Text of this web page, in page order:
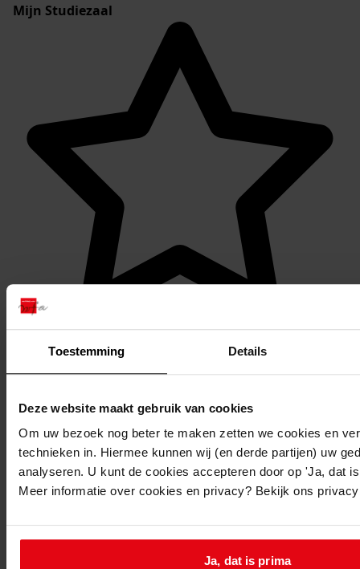
Toestemming Details
Deze website maakt gebruik van cookies
Om uw bezoek nog beter te maken zetten we cookies en
technieken in. Hiermee kunnen wij (en derde partijen) uw
analyseren. U kunt de cookies accepteren door op 'Ja, dat
Meer informatie over cookies en privacy? Bekijk ons
Ja, dat is prima
Mijn Studiezaal
Favoriet of een notitie maken